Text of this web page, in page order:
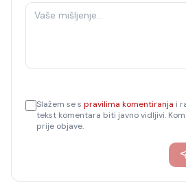
Slažem se s pravilima komentiranja i
tekst komentara biti javno vidljivi.
prije objave.